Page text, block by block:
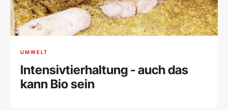
UMWELT
Intensivtierhaltung - auch das
kann Bio sein